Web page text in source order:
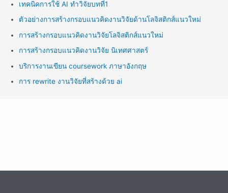
เทคนิคการใช้ AI ทำวิจัยบทที่1
ตัวอย่างการสร้างกรอบแนวคิดงานวิจัยด้านโลจิสติกส์แนวใหม่
การสร้างกรอบแนวคิดงานวิจัยโลจิสติกส์แนวใหม่
การสร้างกรอบแนวคิดงานวิจัย นิเทศศาสตร์
บริการงานเขียน coursework ภาษาอังกฤษ
การ rewrite งานวิจัยที่สร้างด้วย ai